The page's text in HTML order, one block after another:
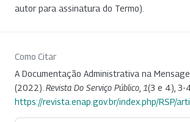
autor para assinatura do Termo).
Como Citar
A Documentação Administrativa na
(2022). Revista Do Serviço Público 1(3 e 4), 3-
https://revista.enap.gov.br/index.php/RSP/